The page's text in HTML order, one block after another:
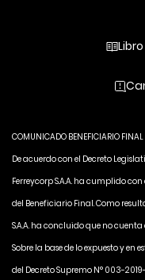
COMUNICADO BENEFICIARIO FINAL
De acuerdo con el Decreto
Ferreycorp S.A.A. ha cumplido
del Beneficiario Final. Como
S.A.A. ha concluido que no
Sobre la base de lo expuesto y
del Decreto Supremo N° 003-